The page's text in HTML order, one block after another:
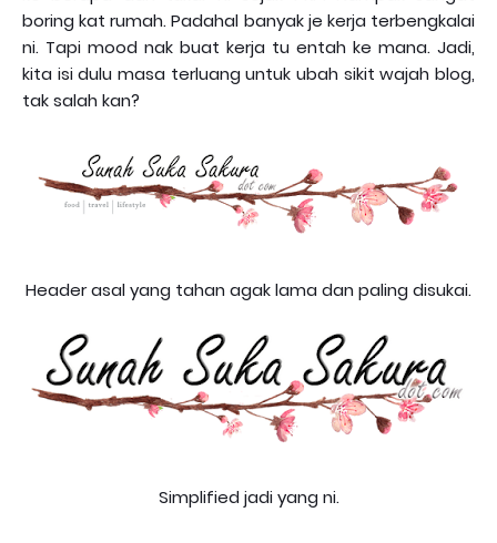
boring kat rumah. Padahal banyak je kerja terbengkalai
ni. Tapi mood nak buat kerja tu entah ke mana. Jadi,
kita isi dulu masa terluang untuk ubah sikit wajah blog,
tak salah kan?
Header asal yang tahan agak lama dan paling disukai.
Simplified jadi yang ni.